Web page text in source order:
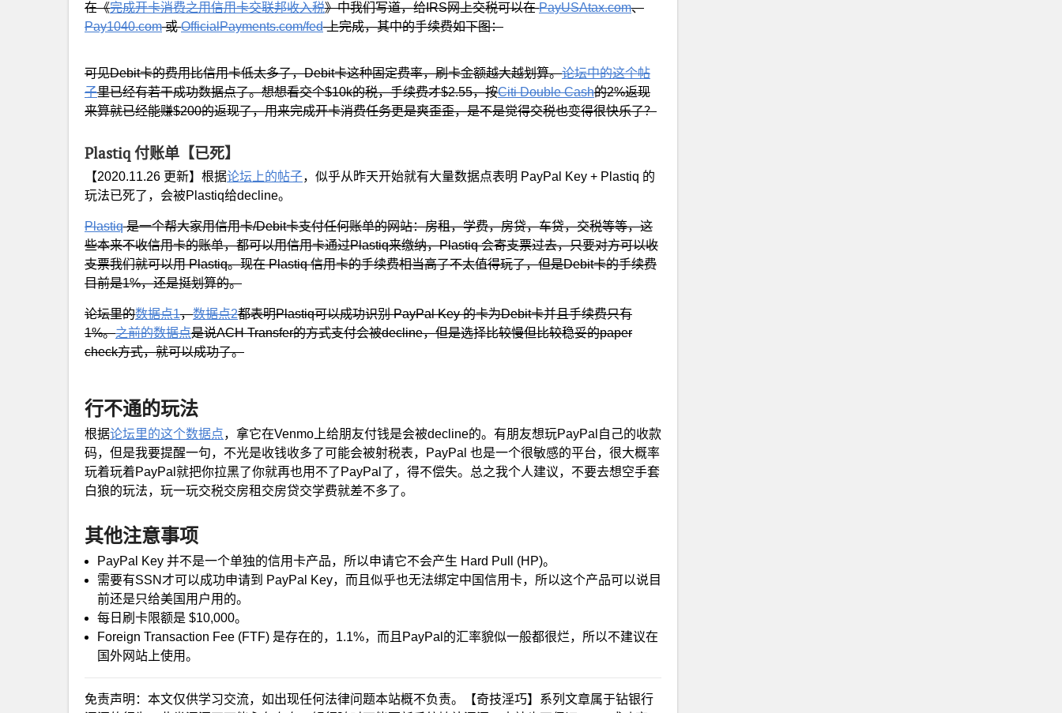
在《完成开卡消费之用信用卡交联邦收入税》中我们写道，给IRS网上交税可以在PayUSAtax.com、
Pay1040.com或OfficialPayments.com/fed上完成，其中的手续费如下图：
可见Debit卡的费用比信用卡低太多了，Debit卡这种固定费率，刷卡金额越大越划算。论坛中的这个帖
子里已经有若干成功数据点了。想想看交个$10k的税，手续费才$2.55，按Citi Double Cash的2%返现
来算就已经能赚$200的返现了，用来完成开卡消费任务更是爽歪歪，是不是觉得交税也变得很快乐了？
Plastiq 付账单【已死】
【2020.11.26 更新】根据论坛上的帖子，似乎从昨天开始就有大量数据点表明 PayPal Key + Plastiq 的
玩法已死了，会被Plastiq给decline。
Plastiq是一个帮大家用信用卡/Debit卡支付任何账单的网站：房租，学费，房贷，车贷，交税等等，这
些本来不收信用卡的账单，都可以用信用卡通过Plastiq来缴纳，Plastiq 会寄支票过去，只要对方可以收
支票我们就可以用 Plastiq。现在 Plastiq 信用卡的手续费相当高了不太值得玩了，但是Debit卡的手续费
目前是1%，还是挺划算的。
论坛里的数据点1，数据点2都表明Plastiq可以成功识别 PayPal Key 的卡为Debit卡并且手续费只有
1%。之前的数据点是说ACH Transfer的方式支付会被decline，但是选择比较慢但比较稳妥的paper
check方式，就可以成功了。
行不通的玩法
根据论坛里的这个数据点，拿它在Venmo上给朋友付钱是会被decline的。有朋友想玩PayPal自己的收款
码，但是我要提醒一句，不光是收钱收多了可能会被射税表，PayPal 也是一个很敏感的平台，很大概率
玩着玩着PayPal就把你拉黑了你就再也用不了PayPal了，得不偿失。总之我个人建议，不要去想空手套
白狼的玩法，玩一玩交税交房租交房贷交学费就差不多了。
其他注意事项
PayPal Key 并不是一个单独的信用卡产品，所以申请它不会产生 Hard Pull (HP)。
需要有SSN才可以成功申请到 PayPal Key，而且似乎也无法绑定中国信用卡，所以这个产品可以说目
前还是只给美国用户用的。
每日刷卡限额是 $10,000。
Foreign Transaction Fee (FTF) 是存在的，1.1%，而且PayPal的汇率貌似一般都很烂，所以不建议在
国外网站上使用。
免责声明：本文仅供学习交流，如出现任何法律问题本站概不负责。【奇技淫巧】系列文章属于钻银行